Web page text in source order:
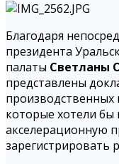
Благодаря
президента
палаты Светланы
представлены
которые хотели бы
акселерационную
зарегистрировать